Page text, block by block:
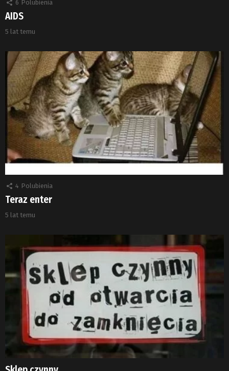
6 Polubienia
AIDS
5 lat temu
4 Polubienia
Teraz enter
5 lat temu